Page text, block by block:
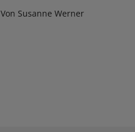
Von Susanne Werner